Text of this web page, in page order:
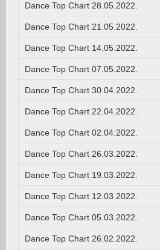
Dance Top Chart 28.05.2022.
Dance Top Chart 21.05.2022.
Dance Top Chart 14.05.2022.
Dance Top Chart 07.05.2022.
Dance Top Chart 30.04.2022.
Dance Top Chart 22.04.2022.
Dance Top Chart 02.04.2022.
Dance Top Chart 26.03.2022.
Dance Top Chart 19.03.2022.
Dance Top Chart 12.03.2022.
Dance Top Chart 05.03.2022.
Dance Top Chart 26.02.2022.